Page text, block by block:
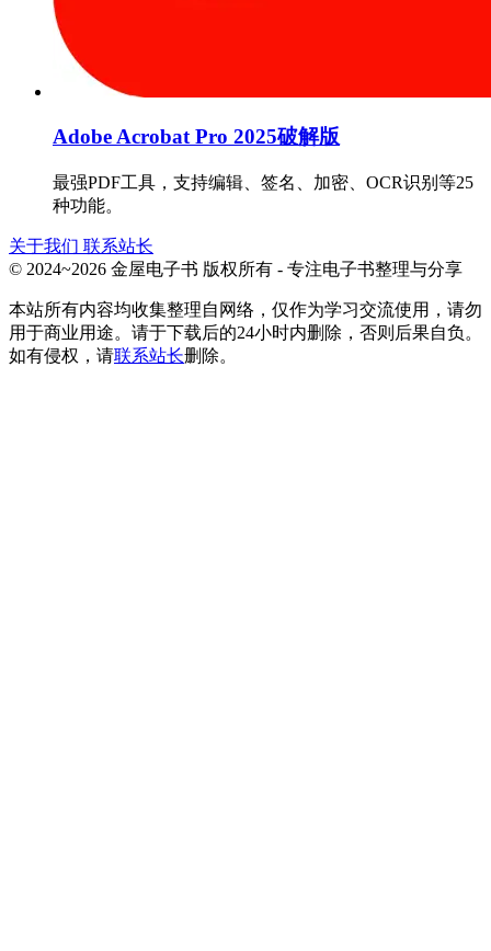
Adobe Acrobat Pro 2025破解版
最强PDF工具，支持编辑、签名、加密、OCR识别等25
种功能。
关于我们 联系站长
© 2024~2026 金屋电子书 版权所有 - 专注电子书整理与分享
本站所有内容均收集整理自网络，仅作为学习交流使用，请勿
用于商业用途。请于下载后的24小时内删除，否则后果自负。
如有侵权，请联系站长删除。